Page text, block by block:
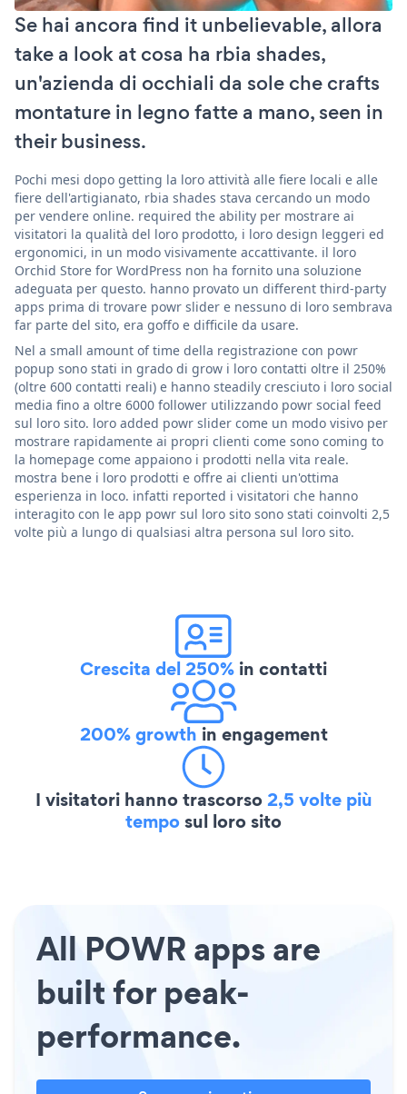
Se hai ancora find it unbelievable, allora
take a look at cosa ha rbia shades,
un'azienda di occhiali da sole che crafts
montature in legno fatte a mano, seen in
their business.
Pochi mesi dopo getting la loro attività alle fiere locali e alle
fiere dell'artigianato, rbia shades stava cercando un modo
per vendere online. required the ability per mostrare ai
visitatori la qualità del loro prodotto, i loro design leggeri ed
ergonomici, in un modo visivamente accattivante. il loro
Orchid Store for WordPress non ha fornito una soluzione
adeguata per questo. hanno provato un different third-party
apps prima di trovare powr slider e nessuno di loro sembrava
far parte del sito, era goffo e difficile da usare.
Nel a small amount of time della registrazione con powr
popup sono stati in grado di grow i loro contatti oltre il 250%
(oltre 600 contatti reali) e hanno steadily cresciuto i loro social
media fino a oltre 6000 follower utilizzando powr social feed
sul loro sito. loro added powr slider come un modo visivo per
mostrare rapidamente ai propri clienti come sono coming to
la homepage come appaiono i prodotti nella vita reale.
mostra bene i loro prodotti e offre ai clienti un'ottima
esperienza in loco. infatti reported i visitatori che hanno
interagito con le app powr sul loro sito sono stati coinvolti 2,5
volte più a lungo di qualsiasi altra persona sul loro sito.
Crescita del 250% in contatti
200% growth in engagement
I visitatori hanno trascorso2,5 volte più
temposul loro sito
All POWR apps are
built for peak-
performance.